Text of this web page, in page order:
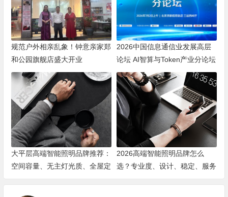
规范户外相亲乱象！钟意亲家郑
和公园旗舰店盛大开业
2026中国信息通信业发展高层
论坛 AI智算与Token产业分论坛
顺利举办
大平层高端智能照明品牌推荐：
空间容量、无主灯光质、全屋定
制、长期售后四个维度全解析
2026高端智能照明品牌怎么
选？专业度、设计、稳定、服务
四大维度深度盘点